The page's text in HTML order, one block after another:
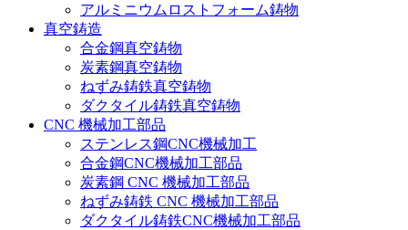
アルミニウムロストフォーム鋳物
真空鋳造
合金鋼真空鋳物
炭素鋼真空鋳物
ねずみ鋳鉄真空鋳物
ダクタイル鋳鉄真空鋳物
CNC 機械加工部品
ステンレス鋼CNC機械加工
合金鋼CNC機械加工部品
炭素鋼 CNC 機械加工部品
ねずみ鋳鉄 CNC 機械加工部品
ダクタイル鋳鉄CNC機械加工部品